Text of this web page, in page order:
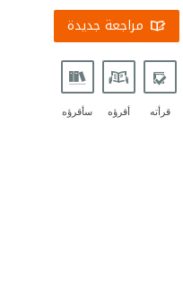
مراجعة جديدة
قرأته أقرؤه سأقرؤه